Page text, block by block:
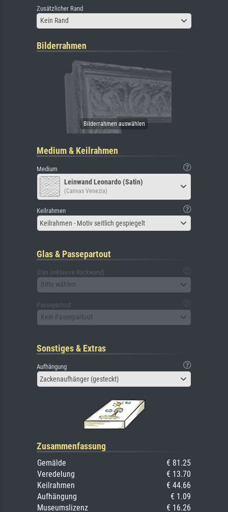
Zusätzlicher Rand
Kein Rand
Bilderrahmen
Medium & Keilrahmen
Medium
Leinwand Leonardo (Satin)
(Canvas Venezia)
Keilrahmen
Keilrahmen - Motiv seitlich gespiegelt
Glas & Passepartout
Glas (inklusive Rückwand)
Bitte wählen
Passepartout
Kein Passepartout
Sonstiges & Extras
Aufhängung
Zackenaufhänger (gesteckt)
Zusammenfassung
Gemälde
€ 81.25
Veredelung
€ 13.70
Keilrahmen
€ 44.66
Aufhängung
€ 1.09
Museumslizenz
€ 16.26